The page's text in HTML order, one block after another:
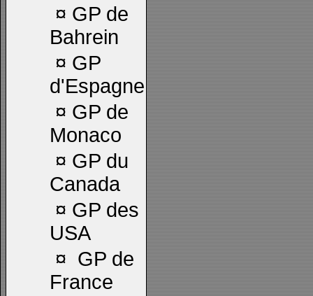
¤ GP de
Bahrein
¤ GP
d'Espagne
¤ GP de
Monaco
¤ GP du
Canada
¤ GP des
USA
¤ GP de
France